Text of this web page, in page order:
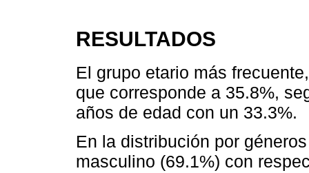
RESULTADOS
El grupo etario más
que corresponde a 35.8%,
años de edad con un 33.3%.
En la distribución por
masculino (69.1%) con